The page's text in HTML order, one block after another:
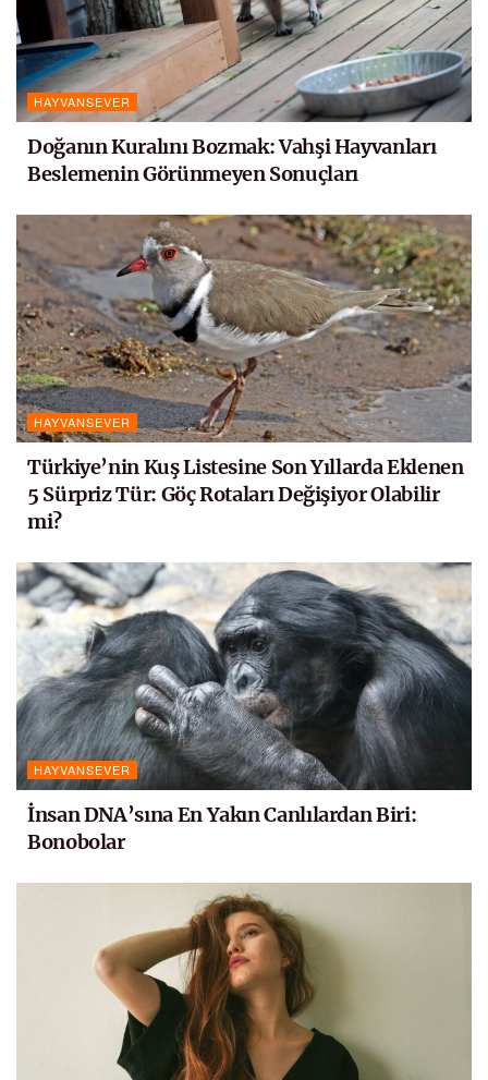
HAYVANSEVER
Doğanın Kuralını Bozmak: Vahşi Hayvanları
Beslemenin Görünmeyen Sonuçları
HAYVANSEVER
Türkiye’nin Kuş Listesine Son Yıllarda Eklenen
5 Sürpriz Tür: Göç Rotaları Değişiyor Olabilir
mi?
HAYVANSEVER
İnsan DNA’sına En Yakın Canlılardan Biri:
Bonobolar